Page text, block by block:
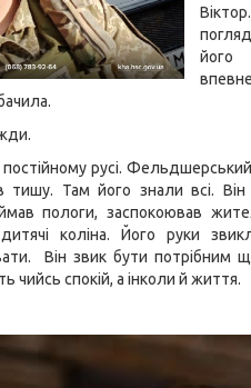
русі.
тишу. Там його знали всі.
пологи, заспокоював
дитячі коліна. Його руки
Він звик бути потрібним
чийсь спокій, а інколи й життя.